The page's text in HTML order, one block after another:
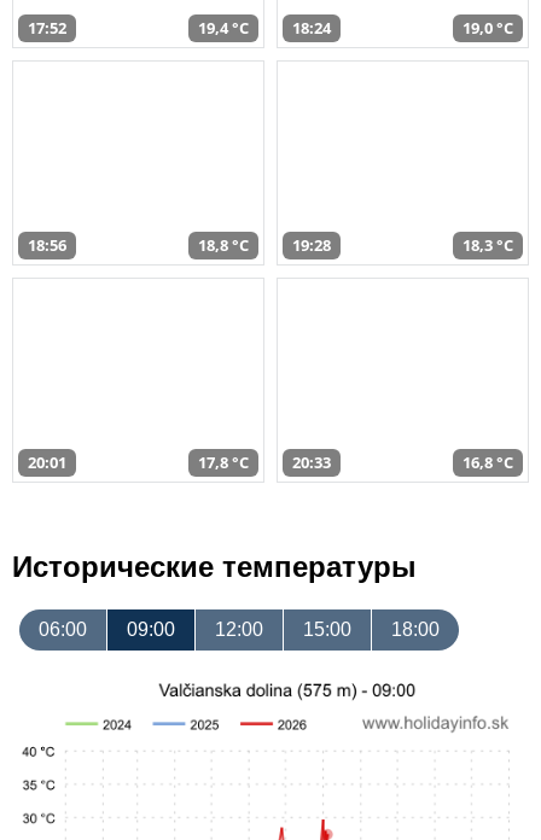
17:52 19,4 °C 18:24 19,0 °C
18:56 18,8 °C 19:28 18,3 °C
20:01 17,8 °C 20:33 16,8 °C
Исторические температуры
06:00 09:00 12:00 15:00 18:00